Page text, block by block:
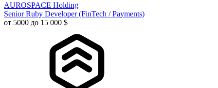
AUROSPACE Holding
Senior Ruby Developer (FinTech / Payments)
от 5000 до 15 000 $